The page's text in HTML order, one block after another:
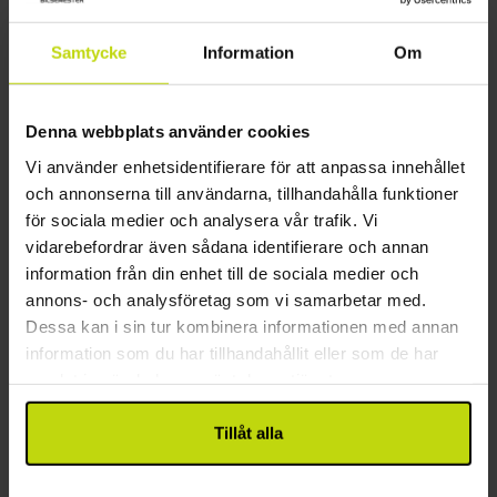
Samtycke Information Om
Denna webbplats använder cookies
Vi använder enhetsidentifierare för att anpassa innehållet
och annonserna till användarna, tillhandahålla funktioner
för sociala medier och analysera vår trafik. Vi
vidarebefordrar även sådana identifierare och annan
information från din enhet till de sociala medier och
annons- och analysföretag som vi samarbetar med.
Dessa kan i sin tur kombinera informationen med annan
information som du har tillhandahållit eller som de har
Tillåt alla
platt-TV och hårtork. Välj mellan mysigt dubbelrum,
rymligt familjerum eller romantiskt rum – du får alltid
Avstånd till strand: 5 km (North Sea)
Avstånd till hav eller sjö: 1 km (limfjorden)
Närmaste golfbana: 1 km (Sydthy Golfklub)
Närmaste busstopp: 1 km (Hurup)
Cykelvägar: null km (Thy)
Övrigt
Gratis parkering
Cykelförvaring (låst)
Laddningsplats för elbil
Gratis internet
Hiss
Våningar: 2